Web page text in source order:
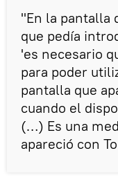
"En la pantalla
que pedía
'es necesario
para poder
pantalla que
cuando el
(…) Es una
apareció con